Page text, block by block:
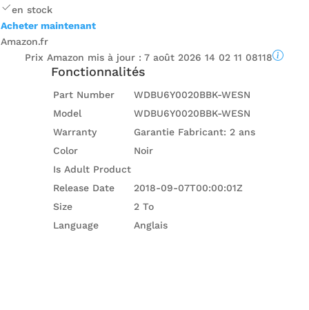
en stock
Acheter maintenant
Amazon.fr
Prix ​​Amazon mis à jour :7 août 2026 14 02 11 08118
Fonctionnalités
Part Number
WDBU6Y0020BBK-WESN
Model
WDBU6Y0020BBK-WESN
Warranty
Garantie Fabricant: 2 ans
Color
Noir
Is Adult Product
Release Date
2018-09-07T00:00:01Z
Size
2 To
Language
Anglais